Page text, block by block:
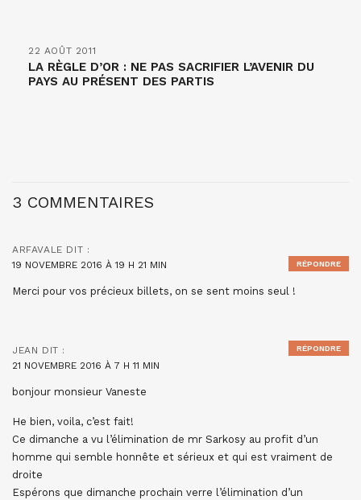
22 AOÛT 2011
LA RÈGLE D’OR : NE PAS SACRIFIER L’AVENIR DU
PAYS AU PRÉSENT DES PARTIS
3 COMMENTAIRES
ARFAVALE DIT :
19 NOVEMBRE 2016 À 19 H 21 MIN
Merci pour vos précieux billets, on se sent moins seul !
RÉPONDRE
JEAN DIT :
21 NOVEMBRE 2016 À 7 H 11 MIN
bonjour monsieur Vaneste
He bien, voila, c’est fait!
Ce dimanche a vu l’élimination de mr Sarkosy au profit d’un
homme qui semble honnête et sérieux et qui est vraiment de
droite
Espérons que dimanche prochain verre l’élimination d’un
RÉPONDRE